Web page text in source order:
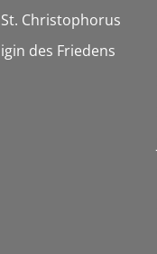
Christophorus
des Friedens